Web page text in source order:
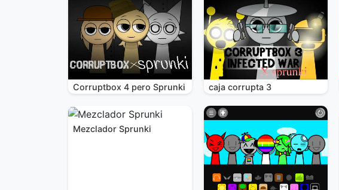
Corruptbox 4 pero Sprunki caja corrupta 3
Mezclador Sprunki